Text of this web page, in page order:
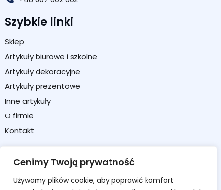
Cenimy Twoją prywatność
Używamy plików cookie, aby poprawić komfort
Szybkie linki
Sklep
Artykuły biurowe i szkolne
Artykuły dekoracyjne
Artykuły prezentowe
Inne artykuły
O firmie
Kontakt
Koszyk